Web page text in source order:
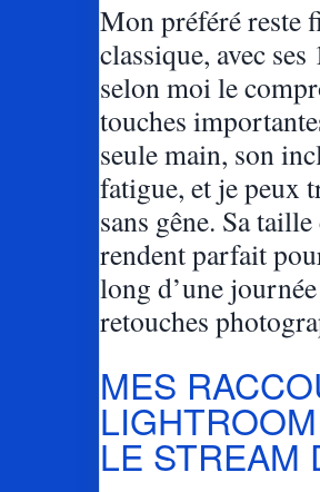
Mon préféré reste
classique, avec
selon moi le
touches
seule main, son
fatigue, et je peux
sans gêne. Sa
rendent parfait
long d’une
retouches
MES
LE STREAM